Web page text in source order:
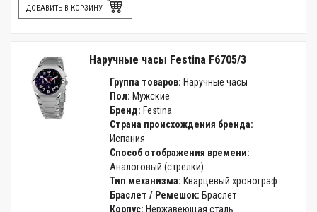
ДОБАВИТЬ В КОРЗИНУ
Наручные часы Festina F6705/3
Группа товаров: Наручные часы
Пол: Мужские
Бренд: Festina
Страна происхождения бренда:
Испания
Способ отображения времени:
Аналоговый (стрелки)
Тип механизма: Кварцевый хронограф
Браслет / Ремешок: Браслет
Корпус: Нержавеющая сталь